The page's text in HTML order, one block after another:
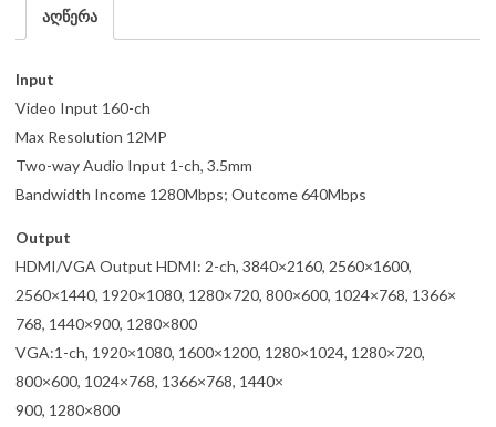
აღწერა
Input
Video Input 160-ch
Max Resolution 12MP
Two-way Audio Input 1-ch, 3.5mm
Bandwidth Income 1280Mbps; Outcome 640Mbps
Output
HDMI/VGA Output HDMI: 2-ch, 3840×2160, 2560×1600,
2560×1440, 1920×1080, 1280×720, 800×600, 1024×768, 1366×
768, 1440×900, 1280×800
VGA:1-ch, 1920×1080, 1600×1200, 1280×1024, 1280×720,
800×600, 1024×768, 1366×768, 1440×
900, 1280×800